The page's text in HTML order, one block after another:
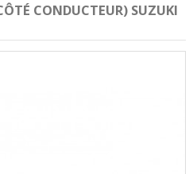
CONDUCTEUR) SUZUKI